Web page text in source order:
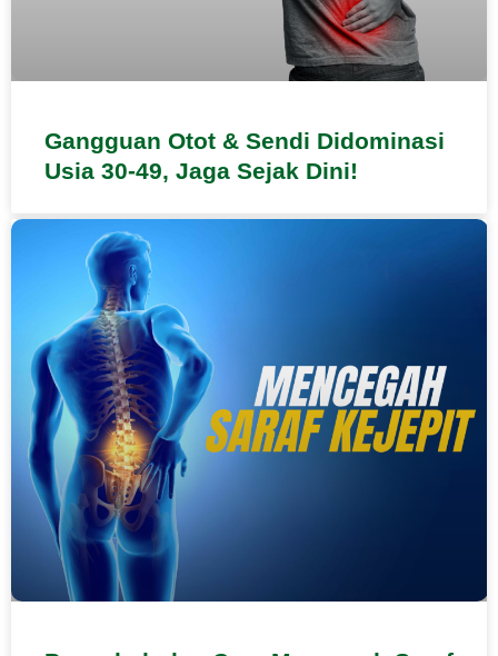
Gangguan Otot & Sendi Didominasi
Usia 30-49, Jaga Sejak Dini!